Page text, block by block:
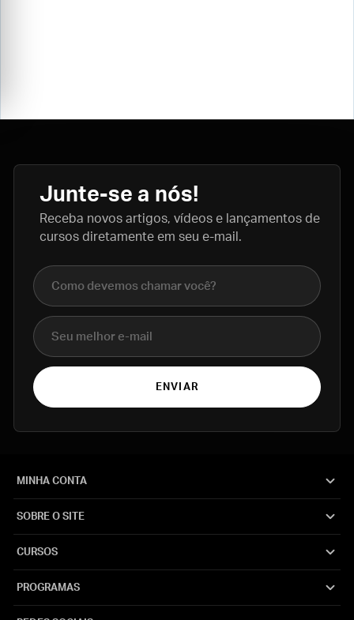
Junte-se a nós!
Receba novos artigos, vídeos e lançamentos de
cursos diretamente em seu e-mail.
Nome completo
E-mail
ENVIAR
MINHA CONTA
SOBRE O SITE
CURSOS
PROGRAMAS